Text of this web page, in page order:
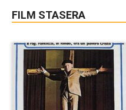
FILM STASERA